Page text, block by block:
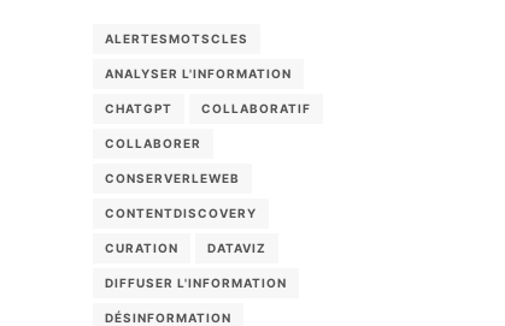
ALERTESMOTSCLES
ANALYSER L'INFORMATION
CHATGPT COLLABORATIF
COLLABORER
CONSERVERLEWEB
CONTENTDISCOVERY
CURATION DATAVIZ
DIFFUSER L'INFORMATION
DÉSINFORMATION